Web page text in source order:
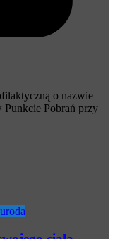
o nazwie
Punkcie Pobrań przy